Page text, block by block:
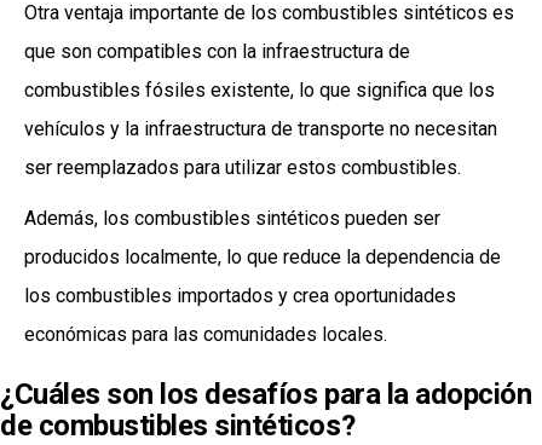
Otra ventaja importante de los combustibles sintéticos es
que son compatibles con la infraestructura de
combustibles fósiles existente, lo que significa que los
vehículos y la infraestructura de transporte no necesitan
ser reemplazados para utilizar estos combustibles.
Además, los combustibles sintéticos pueden ser
producidos localmente, lo que reduce la dependencia de
los combustibles importados y crea oportunidades
económicas para las comunidades locales.
¿Cuáles son los desafíos para la adopción
de combustibles sintéticos?